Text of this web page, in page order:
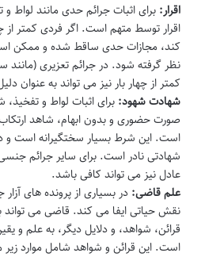
اقرار: برای اثبات جرائم حدی مانند لواط و
اقرار توسط متهم است. اگر فردی کمتر از
کند، مجازات حدی ساقط شده و ممکن
نظر گرفته شود. در جرائم تعزیری (مانند
کمتر از چهار بار نیز می تواند به عنوان
شهادت شهود: برای اثبات لواط و
صورت حضوری و بدون ابهام، شاهد
است. این شرط بسیار سختگیرانه است و
شهادتی نادر است. برای سایر جرائم
عادل نیز می تواند کافی باشد.
علم قاضی: در بسیاری از پرونده های
نقش حیاتی ایفا می کند. قاضی می تواند
قرائن، شواهد، و دلایل دیگر، به علم و
است. این قرائن و شواهد شامل موارد